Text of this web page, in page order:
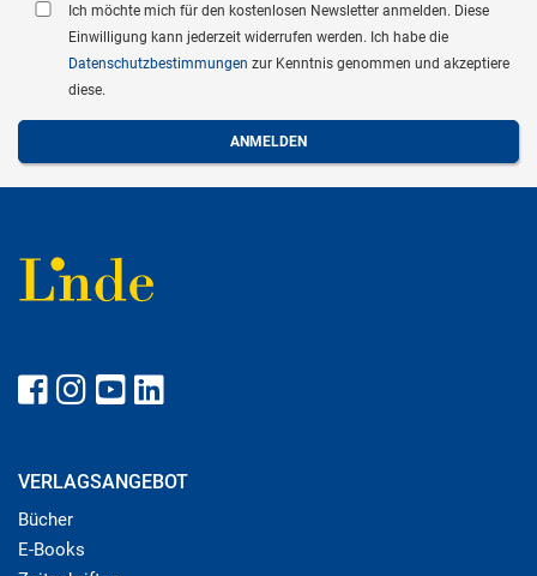
Ich möchte mich für den kostenlosen Newsletter anmelden. Diese
Einwilligung kann jederzeit widerrufen werden. Ich habe die
Datenschutzbestimmungen zur Kenntnis genommen und akzeptiere
diese.
VERLAGSANGEBOT
Bücher
E-Books